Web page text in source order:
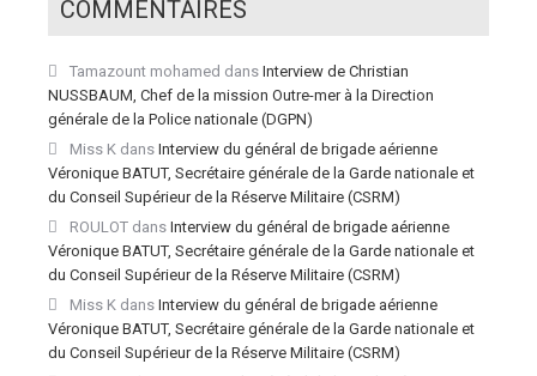
COMMENTAIRES
Tamazount mohamed dans Interview de Christian
NUSSBAUM, Chef de la mission Outre-mer à la Direction
générale de la Police nationale (DGPN)
Miss K dans Interview du général de brigade aérienne
Véronique BATUT, Secrétaire générale de la Garde nationale et
du Conseil Supérieur de la Réserve Militaire (CSRM)
ROULOT dans Interview du général de brigade aérienne
Véronique BATUT, Secrétaire générale de la Garde nationale et
du Conseil Supérieur de la Réserve Militaire (CSRM)
Miss K dans Interview du général de brigade aérienne
Véronique BATUT, Secrétaire générale de la Garde nationale et
du Conseil Supérieur de la Réserve Militaire (CSRM)